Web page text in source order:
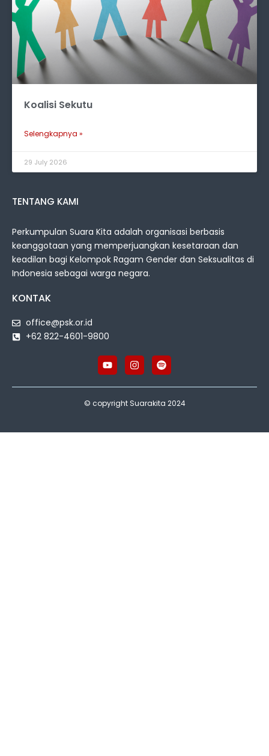
Koalisi Sekutu
Selengkapnya »
29 July 2026
TENTANG KAMI
Perkumpulan Suara Kita adalah organisasi berbasis
keanggotaan yang memperjuangkan kesetaraan dan
keadilan bagi Kelompok Ragam Gender dan Seksualitas di
Indonesia sebagai warga negara.
KONTAK
office@psk.or.id
+62 822-4601-9800
© copyright Suarakita 2024